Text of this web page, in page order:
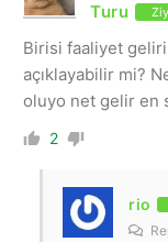
Turu
Birisi faaliyet geliri
açıklayabilir mi?
oluyo net gelir en
2
rio